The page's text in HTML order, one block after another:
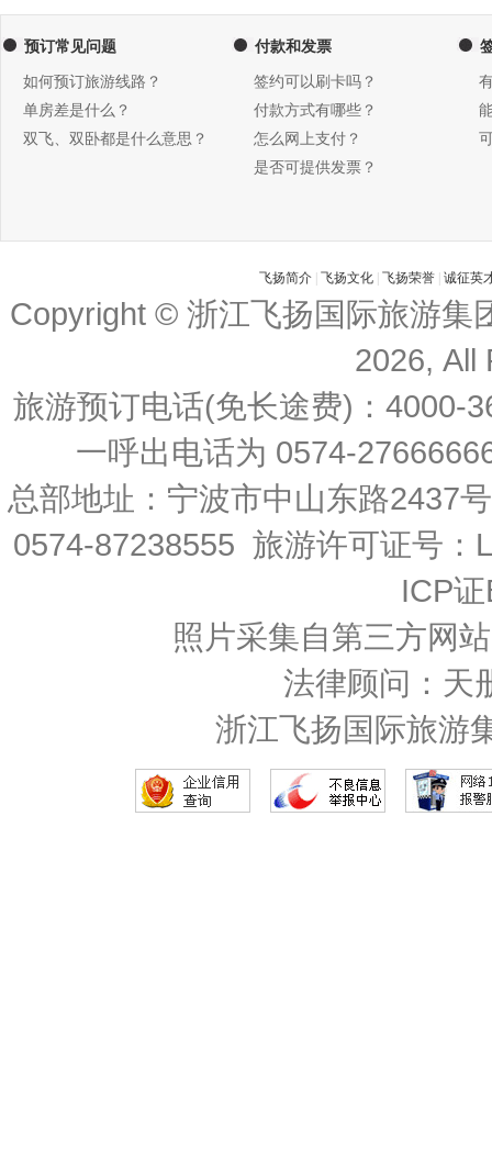
预订常见问题
如何预订旅游线路？
单房差是什么？
双飞、双卧都是什么意思？
付款和发票
签约可以刷卡吗？
付款方式有哪些？
怎么网上支付？
是否可提供发票？
飞扬简介 飞扬文化 飞扬荣誉 诚征英
Copyright © 浙江飞扬国际旅游集
2026, All
旅游预订电话(免长途费)：4000-
一呼出电话为 0574-
总部地址：宁波市中山东路2437
0574-87238555 旅游许可证号
ICP
照片采集自第三方网
法律顾问：天
浙江飞扬国际旅游